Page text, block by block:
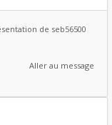
de seb56500
Aller au message